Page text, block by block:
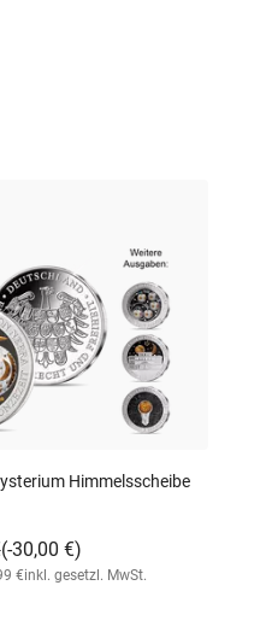
Himmelsscheibe
(-30,00 €)
€inkl. gesetzl. MwSt.